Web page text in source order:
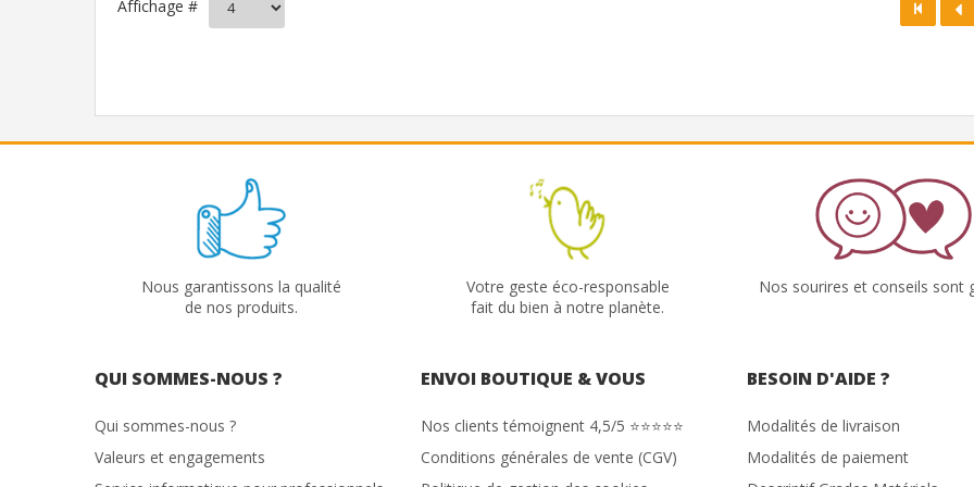
Affichage #
Nous garantissons la qualité
de nos produits.
Votre geste éco-responsable
fait du bien à notre planète.
Nos sourires et conseils sont
QUI SOMMES-NOUS ?
Qui sommes-nous ?
Valeurs et engagements
ENVOI BOUTIQUE & VOUS
Nos clients témoignent 4,5/5 ⭐⭐⭐⭐⭐
Conditions générales de vente (CGV)
BESOIN D'AIDE ?
Modalités de livraison
Modalités de paiement